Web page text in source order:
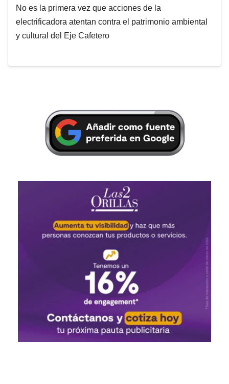
No es la primera vez que acciones de la
electrificadora atentan contra el patrimonio ambiental
y cultural del Eje Cafetero